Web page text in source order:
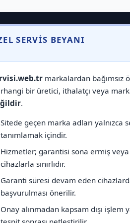
SERVIS BEYANI
markalardan bağımsız
bir üretici, ithalatçı veya
.
Sitede geçen marka adları yalnızca
tanımlamak içindir.
Hizmetler; garantisi sona ermiş veya
cihazlarla sınırlıdır.
Garanti süresi devam eden
başvurulması önerilir.
Onay alınmadan kapsam dışı